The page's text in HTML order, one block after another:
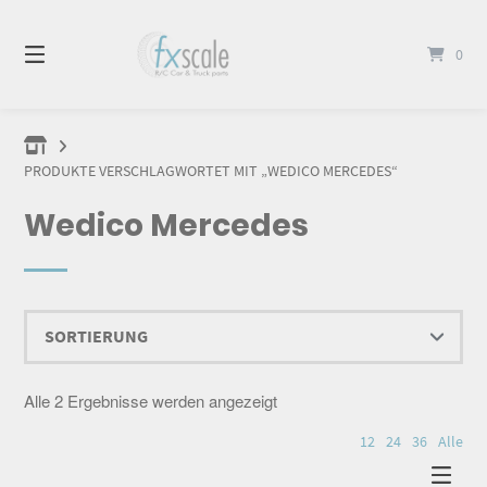
zum
0
PRODUKTE VERSCHLAGWORTET MIT „WEDICO MERCEDES“
Wedico Mercedes
Alle 2 Ergebnisse werden angezeigt
12 24 36 Alle